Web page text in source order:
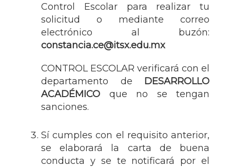
Control Escolar para realizar tu
solicitud o mediante correo
electrónico al buzón:
constancia.ce@itsx.edu.mx
CONTROL ESCOLAR verificará con el
departamento de DESARROLLO
ACADÉMICO que no se tengan
sanciones.
Sí cumples con el requisito anterior,
se elaborará la carta de buena
conducta y se te notificará por el